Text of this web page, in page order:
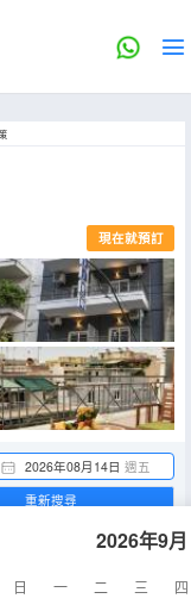
現在就預訂
2026年08月14日 週五
2026年9月
日 一 二 三
四
重新搜尋